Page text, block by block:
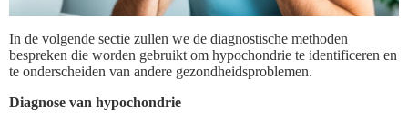
In de volgende sectie zullen we de diagnostische methoden
bespreken die worden gebruikt om hypochondrie te identificeren en
te onderscheiden van andere gezondheidsproblemen.
Diagnose van hypochondrie